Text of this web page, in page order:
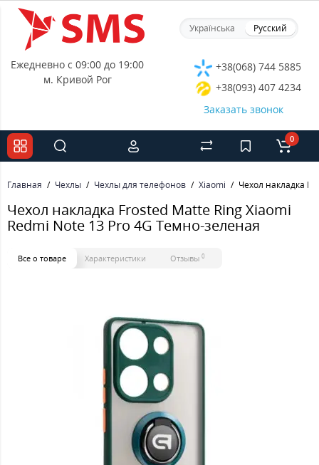
Українська Русский
Ежедневно с 09:00 до 19:00
м. Кривой Рог
+38(068) 744 5885
+38(093) 407 4234
Заказать звонок
0
Главная Чехлы Чехлы для телефонов Xiaomi Чехол накладка
Чехол накладка Frosted Matte Ring Xiaomi
Redmi Note 13 Pro 4G Темно-зеленая
Все о товаре Характеристики Отзывы 0